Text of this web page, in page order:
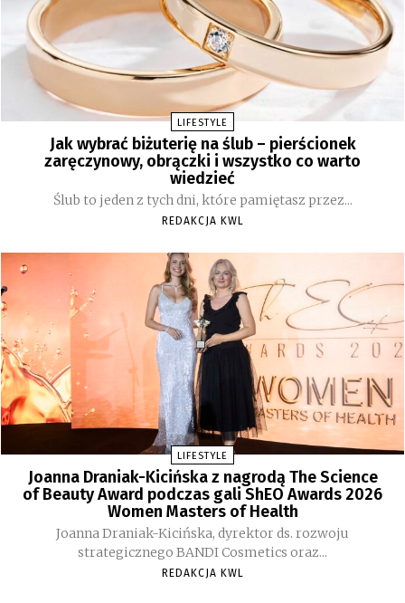
LIFESTYLE
Jak wybrać biżuterię na ślub – pierścionek
zaręczynowy, obrączki i wszystko co warto
wiedzieć
Ślub to jeden z tych dni, które pamiętasz przez...
REDAKCJA KWL
LIFESTYLE
Joanna Draniak-Kicińska z nagrodą The Science
of Beauty Award podczas gali ShEO Awards 2026
Women Masters of Health
Joanna Draniak-Kicińska, dyrektor ds. rozwoju
strategicznego BANDI Cosmetics oraz...
REDAKCJA KWL